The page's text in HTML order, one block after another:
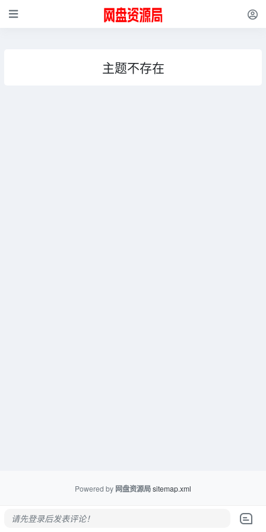
主题不存在
Powered by 网盘资源局sitemap.xml
请先登录后发表评论！